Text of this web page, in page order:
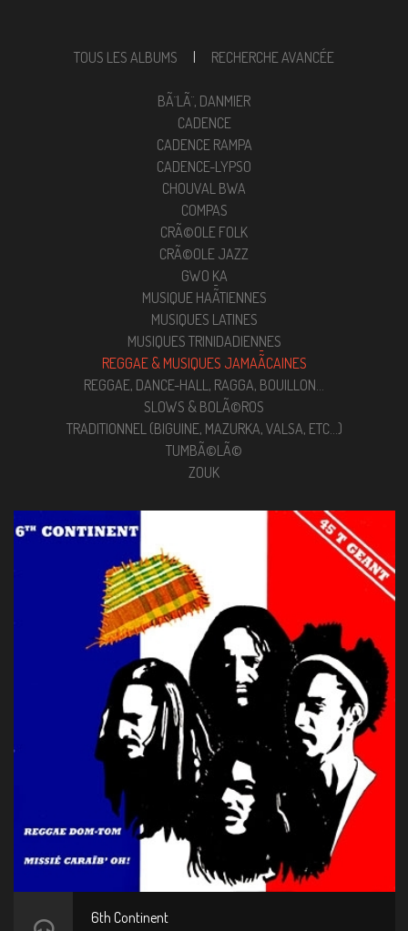
TOUS LES ALBUMS RECHERCHE AVANCÉE
BÃ¨LÃ¨, DANMIER
CADENCE
CADENCE RAMPA
CADENCE-LYPSO
CHOUVAL BWA
COMPAS
CRÃ©OLE FOLK
CRÃ©OLE JAZZ
GWO KA
MUSIQUE HAÃ¯TIENNES
MUSIQUES LATINES
MUSIQUES TRINIDADIENNES
REGGAE & MUSIQUES JAMAÃ¯CAINES
REGGAE, DANCE-HALL, RAGGA, BOUILLON...
SLOWS & BOLÃ©ROS
TRADITIONNEL (BIGUINE, MAZURKA, VALSA, ETC...)
TUMBÃ©LÃ©
ZOUK
6th Continent